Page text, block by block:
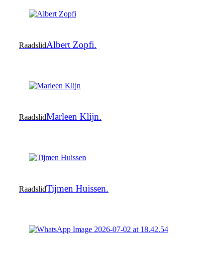
RaadslidAlbert Zopfi.
RaadslidMarleen Klijn.
RaadslidTijmen Huissen.